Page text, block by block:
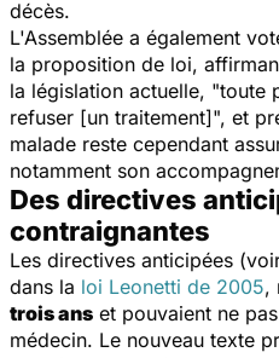
décès.
L'Assemblée a également
la proposition de loi,
la législation actuelle, "toute
refuser [un traitement]", et
malade reste cependant
notamment son
Des directives
contraignantes
Les directives anticipées
dans la loi Leonetti de 2005,
trois ans et pouvaient ne
médecin. Le nouveau texte